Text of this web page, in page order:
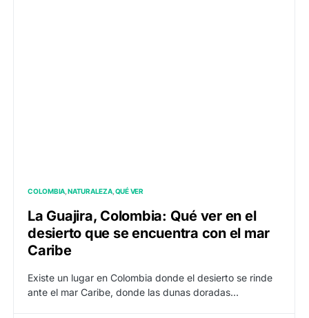
COLOMBIA NATURALEZA QUÉ VER
La Guajira, Colombia: Qué ver en el
desierto que se encuentra con el mar
Caribe
Existe un lugar en Colombia donde el desierto se rinde
ante el mar Caribe, donde las dunas doradas…